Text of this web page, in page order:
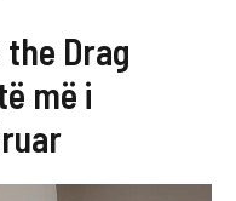
the Drag
më i